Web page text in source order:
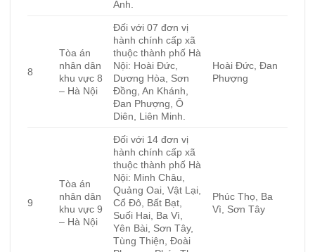
Anh.
8
Tòa án
nhân dân
khu vực 8
– Hà Nội
Đối với 07 đơn vị
hành chính cấp xã
thuộc thành phố Hà
Nội: Hoài Đức,
Dương Hòa, Sơn
Đồng, An Khánh,
Đan Phượng, Ô
Diên, Liên Minh.
Hoài Đức, Đan
Phượng
9
Tòa án
nhân dân
khu vực 9
– Hà Nội
Đối với 14 đơn vị
hành chính cấp xã
thuộc thành phố Hà
Nội: Minh Châu,
Quảng Oai, Vật Lại,
Cổ Đô, Bất Bạt,
Suối Hai, Ba Vì,
Yên Bài, Sơn Tây,
Tùng Thiện, Đoài
Phúc Thọ, Ba
Vì, Sơn Tây